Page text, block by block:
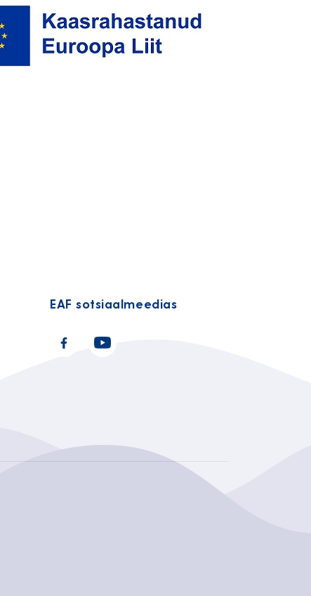
EAF sotsiaalmeedias